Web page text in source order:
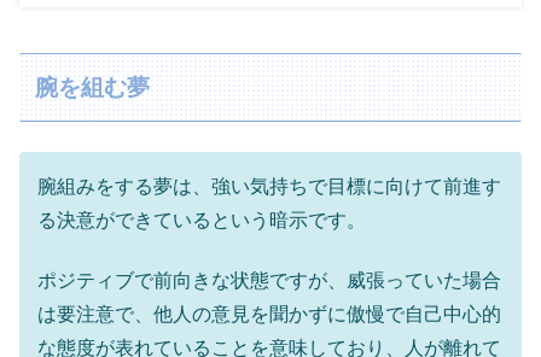
腕を組む夢
腕組みをする夢は、強い気持ちで目標に向けて前進す
る決意ができているという暗示です。
ポジティブで前向きな状態ですが、威張っていた場合
は要注意で、他人の意見を聞かずに傲慢で自己中心的
な態度が表れていることを意味しており、人が離れて